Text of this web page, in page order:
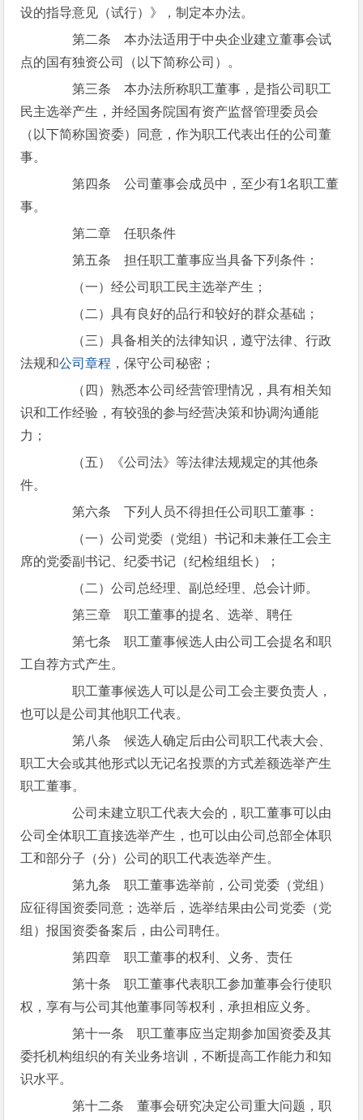
设的指导意见（试行）》，制定本办法。
第二条 本办法适用于中央企业建立董事会试
点的国有独资公司（以下简称公司）。
第三条 本办法所称职工董事，是指公司职工
民主选举产生，并经国务院国有资产监督管理委员会
（以下简称国资委）同意，作为职工代表出任的公司董
事。
第四条 公司董事会成员中，至少有1名职工董
事。
第二章 任职条件
第五条 担任职工董事应当具备下列条件：
（一）经公司职工民主选举产生；
（二）具有良好的品行和较好的群众基础；
（三）具备相关的法律知识，遵守法律、行政
法规和公司章程 ，保守公司秘密；
（四）熟悉本公司经营管理情况，具有相关知
识和工作经验，有较强的参与经营决策和协调沟通能
力；
（五）《公司法》等法律法规规定的其他条
件。
第六条 下列人员不得担任公司职工董事：
（一）公司党委（党组）书记和未兼任工会主
席的党委副书记、纪委书记（纪检组组长）；
（二）公司总经理、副总经理、总会计师。
第三章 职工董事的提名、选举、聘任
第七条 职工董事候选人由公司工会提名和职
工自荐方式产生。
职工董事候选人可以是公司工会主要负责人，
也可以是公司其他职工代表。
第八条 候选人确定后由公司职工代表大会、
职工大会或其他形式以无记名投票的方式差额选举产生
职工董事。
公司未建立职工代表大会的，职工董事可以由
公司全体职工直接选举产生，也可以由公司总部全体职
工和部分子（分）公司的职工代表选举产生。
第九条 职工董事选举前，公司党委（党组）
应征得国资委同意；选举后，选举结果由公司党委（党
组）报国资委备案后，由公司聘任。
第四章 职工董事的权利、义务、责任
第十条 职工董事代表职工参加董事会行使职
权，享有与公司其他董事同等权利，承担相应义务。
第十一条 职工董事应当定期参加国资委及其
委托机构组织的有关业务培训，不断提高工作能力和知
识水平。
第十二条 董事会研究决定公司重大问题，职